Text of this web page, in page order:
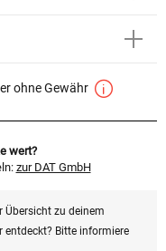
ohne Gewähr
wert?
zur DAT GmbH
Übersicht zu deinem
entdeckt? Bitte informiere